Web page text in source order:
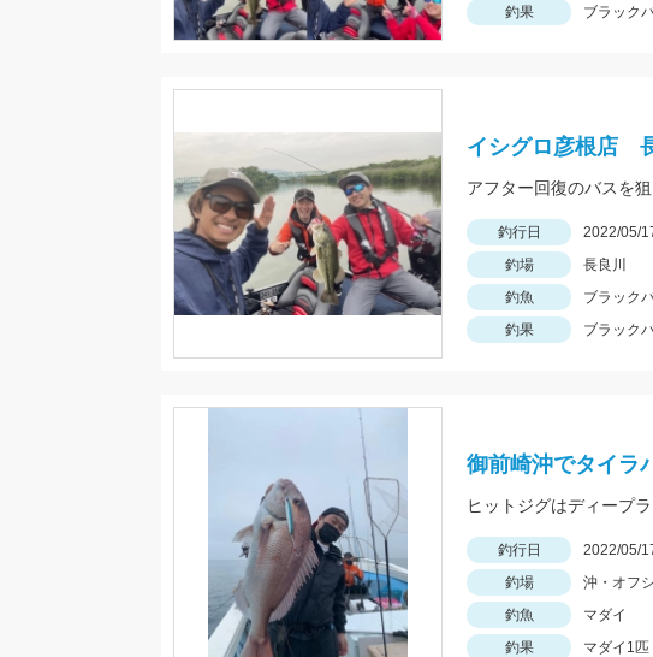
釣果
ブラック
イシグロ彦根店
釣行日 2022/05/
釣場
長良川
釣魚
ブラック
釣果
ブラック
御前崎沖でタイラ
釣行日 2022/05/
釣場
沖・オフ
釣魚
マダイ
釣果
マダイ1匹